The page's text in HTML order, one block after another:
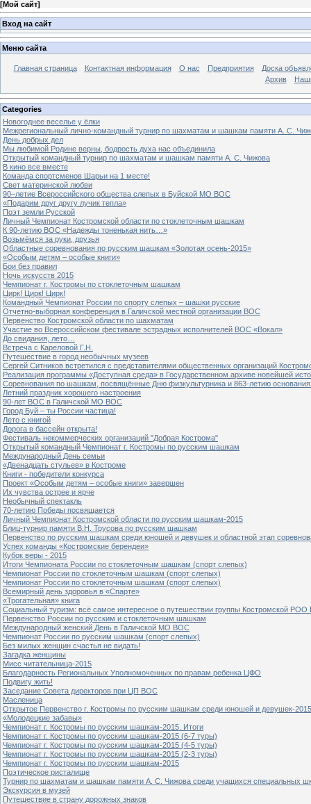
[Мой сайт]
Вход на сайт
Меню сайта
Главная страница Контактная информация О нас Предприятия
Доска
Архив
Categories
Новогоднее веселье у ёлки
Межрегиональный лично-командный турнир по шахматам и шашкам памяти А. С.
День добрых дел
Мы любимой Родине верны, бодрость духа нас объединила
Открытый командный турнир по шахматам и шашкам памяти А. С. Чижова
В кино все вместе
Команда спортсменов Шарьи на 1 месте!
Свет материнской любви
90–летие Всероссийского общества слепых в Буйской МО ВОС
«Подарим друг другу лучик тепла»
Поэт земли Русской
Личный Чемпионат Костромской области по стоклеточным шашкам
К 90-летию ВОС «Надежды тоненькая нить…»
Возьмёмся за руки, друзья
Областные соревнования по русским шашкам «Золотая осень-2015»
«Особым детям – особые книги»
Бои без правил
Ночь искусств 2015
Чемпионат г. Костромы по стоклеточным шашкам
Цирк! Цирк! Цирк!
Командный Чемпионат России по спорту слепых – шашки русские
Отчетно-выборная конференция в Галичской местной организации ВОС
Первенство Костромской области по шахматам
Участие во Всероссийском фестивале эстрадных исполнителей ВОС «Вокал»
До свидания, лето…
Встреча с Кареловой Г.Н.
Путешествие в город необычных музеев
Сергей Ситников встретился с представителями общественных организаций
Реализация программы «Доступная среда» в Государственном архиве новейшей
Соревнования по шашкам, посвящённые Дню физкультурника и 863-летию основания
Летний праздник хорошего настроения
90-лет ВОС в Галичской МО ВОС
Город Буй – ты России частица!
Лето с книгой
Дорога в бассейн открыта!
Фестиваль некоммерческих организаций "Добрая Кострома"
Открытый командный Чемпионат г. Костромы по русским шашкам
Международный День семьи
«Двенадцать стульев» в Костроме
Книги - победители конкурса
Проект «Особым детям – особые книги» завершен
Их чувства острее и ярче
Необычный спектакль
70-летию Победы посвящается
Личный Чемпионат Костромской области по русским шашкам-2015
Блиц-турнир памяти В.Н. Трусова по русским шашкам
Первенство по русским шашкам среди юношей и девушек и областной этап
Успех команды «Костромские берендеи»
Кубок веры - 2015
Итоги Чемпионата России по стоклеточным шашкам (спорт слепых)
Чемпионат России по стоклеточным шашкам (спорт слепых)
Чемпионат России по стоклеточным шашкам (спорт слепых)
Всемирный день здоровья в «Спарте»
«Трогательная» книга
Социальный туризм: всё самое интересное о путешествии группы Костромской
Первенство России по русским и стоклеточным шашкам
Международный женский День в Галичской МО ВОС
Чемпионат России по русским шашкам (спорт слепых)
Без милых женщин счастья не видать!
Загадка женщины
Мисс читательница-2015
Благодарность Региональных Уполномоченных по правам ребенка ЦФО
Подвигу жить!
Заседание Совета директоров при ЦП ВОС
Масленица
Открытое Первенство г. Костромы по русским шашкам среди юношей и девушек-
«Молодецкие забавы»
Чемпионат г. Костромы по русским шашкам-2015. Итоги
Чемпионат г. Костромы по русским шашкам-2015 (6-7 туры)
Чемпионат г. Костромы по русским шашкам-2015 (4-5 туры)
Чемпионат г. Костромы по русским шашкам-2015 (2-3 туры)
Чемпионат г. Костромы по русским шашкам-2015
Поэтическое ристалище
Турнир по шахматам и шашкам памяти А. С. Чижова среди учащихся специальных
Экскурсия в музей
Путешествие в страну дорожных знаков